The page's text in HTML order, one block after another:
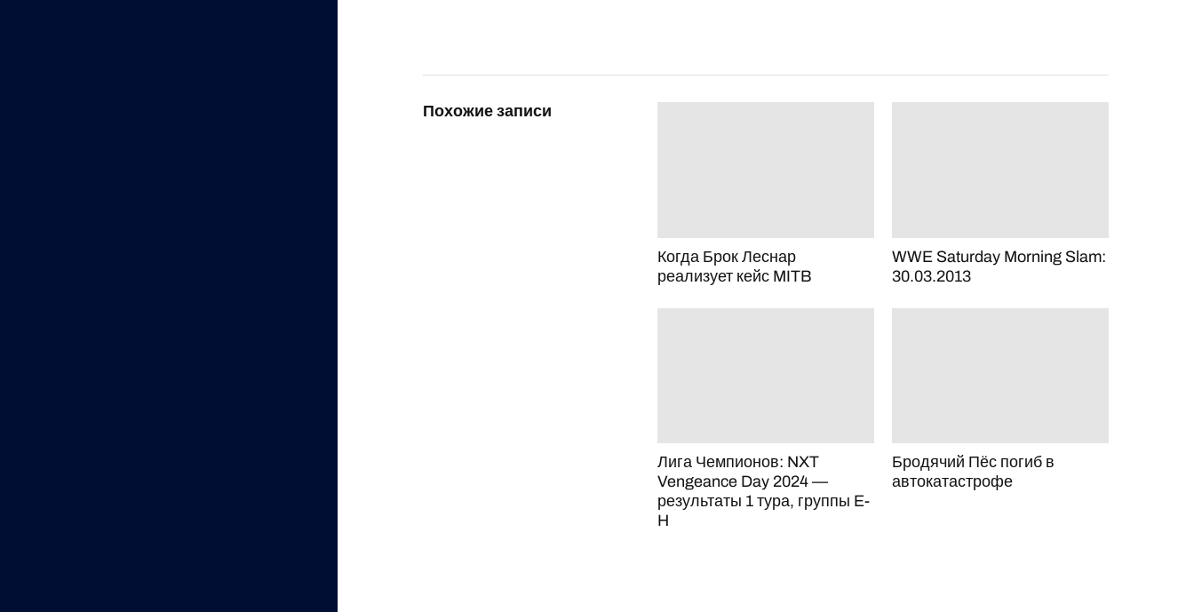
Похожие записи
Когда Брок Леснар
реализует кейс MITB
WWE Saturday Morning Slam:
30.03.2013
Лига Чемпионов: NXT
Vengeance Day 2024 —
результаты 1 тура, группы E-
H
Бродячий Пёс погиб в
автокатастрофе